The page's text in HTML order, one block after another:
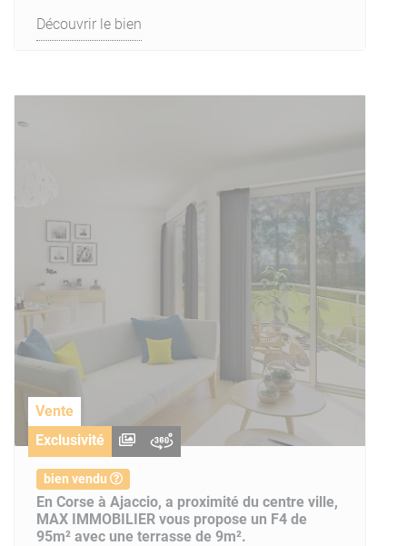
Découvrir le bien
Vente
Exclusivité
bien vendu
En Corse à Ajaccio, a proximité du centre ville,
MAX IMMOBILIER vous propose un F4 de
95m² avec une terrasse de 9m².